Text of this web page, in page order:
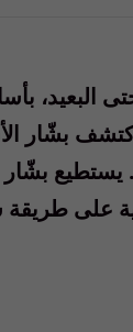
واكتشف
بشّار
على